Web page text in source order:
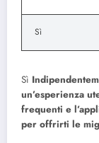
Sì
Sì
un’esperienza
frequenti e
per offrirti le